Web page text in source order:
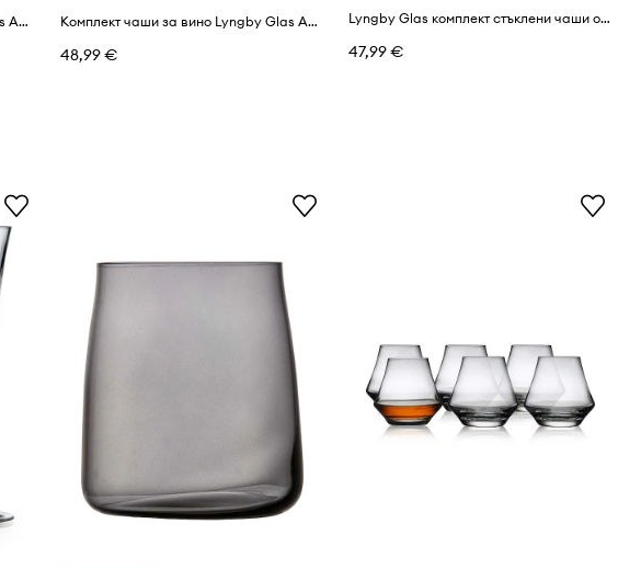
Комплект чаши за вино Lyngby Glas Aquavit (6 броя) Комплект чаши за вино Lyngby Glas Aquavit (6 броя)
48,99 €
Lyngby Glas комплект стъклени чаши от стъкло 500 ml
47,99 €